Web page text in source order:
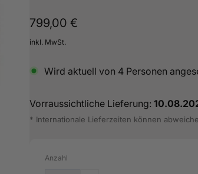
Normaler
Preis
799,00 €
inkl. MwSt.
Wird aktuell von 4Personen
Vorraussichtliche Lieferung:
* Internationale Lieferzeiten können
Anzahl